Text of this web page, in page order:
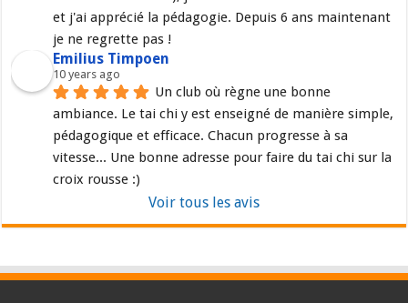
et j'ai apprécié la pédagogie. Depuis 6 ans maintenant
je ne regrette pas !
Emilius Timpoen
10 years ago
Un club où règne une bonne
ambiance. Le tai chi y est enseigné de manière simple,
pédagogique et efficace. Chacun progresse à sa
vitesse... Une bonne adresse pour faire du tai chi sur la
croix rousse :)
Voir tous les avis